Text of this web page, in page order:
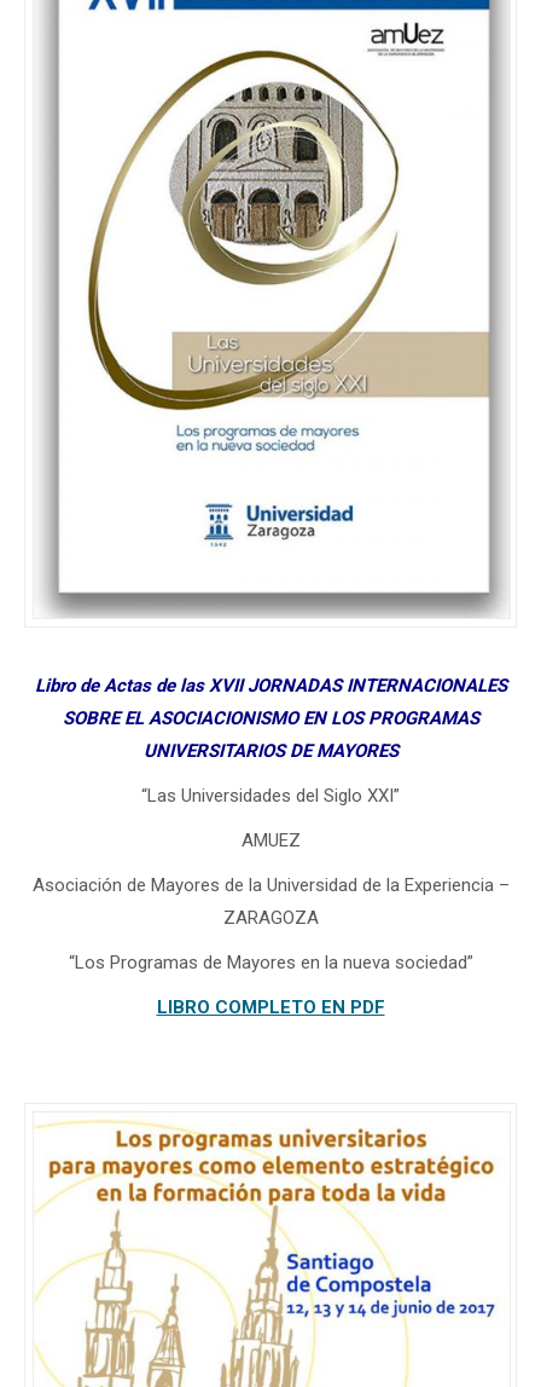
Libro de Actas de las XVII JORNADAS INTERNACIONALES
SOBRE EL ASOCIACIONISMO EN LOS PROGRAMAS
UNIVERSITARIOS DE MAYORES
“Las Universidades del Siglo XXI”
AMUEZ
Asociación de Mayores de la Universidad de la Experiencia –
ZARAGOZA
“Los Programas de Mayores en la nueva sociedad”
LIBRO COMPLETO EN PDF